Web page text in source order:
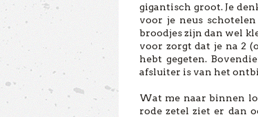
gigantisch groot. Je
voor je neus
broodjes zijn dan wel
voor zorgt dat je na 2
hebt gegeten.
afsluiter is van het
Wat me naar binnen
rode zetel ziet er dan